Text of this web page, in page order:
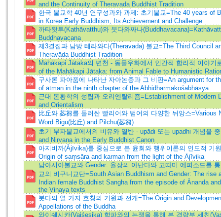
and the Continuity of Theravada Buddhist Tradition
한국 불교학 40년 연구성과와 과제: 초기불교=The 40 years of
in Korea Early Buddhism, Its Achievement and Challenge
까타왓투(Kathāvatthu)와 붓다와짜나
Buddhavacana
제3결집과 남방 테라와다(Theravada) 불교=The Third Council
Theravāda Buddhist Tradition
Mahākapi Jātaka의 변천 - 동물우화에서 인간적 합리적 이야기
of the Mahākapi Jātaka: from Animal Fable to Humanistic
구사론 파아품에 나타난 자아논증과 그 비판=An argument for
of ātman in the ninth chapter of the Abhidharmakośabhāṣya
근대 돈황학의 성립과 오리엔탈리즘=Establishment of Modern
and Orientalism
比丘와 苾芻를 둘러싼 빨리어와 범어의 다양한 뉘앙스=Various
Word Bigu(比丘) and Pilchu(苾芻)
초기 부파불교에서의 비유와 열반 - upādi 또는 upadhi 개념을
and Nirvana in the Early Buddhist Canon
아지비까(Ājīvika)를 중심으로 본 윤회와 행위이론의 인도적 기
Origin of saṃsāra and karman from the light of the Ājīvika
남아시아불교와 Gender: 율장의 아난다와 고따미 에피소드를
교의 비구니교단=South Asian Buddhism and Gender: The rise
Indian female Buddhist Sangha from the episode of Ānanda
the Vinaya texts
붓다의 열 가지 호칭의 기원과 전개=The Origin and
Appellations of the Buddha
와이쉐시카(Vaiśeṣika) 학파와의 논쟁을 통해 본 경량부 세친